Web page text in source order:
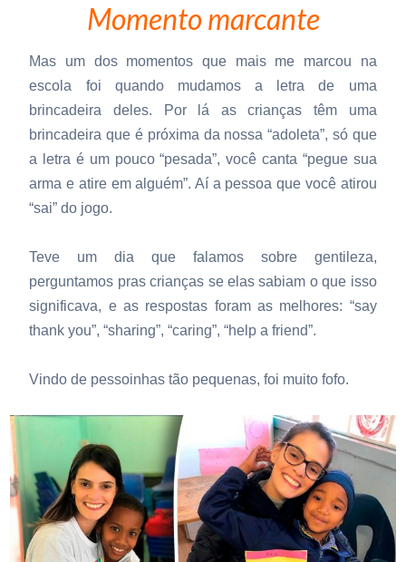
Momento marcante
Mas um dos momentos que mais me marcou na
escola foi quando mudamos a letra de uma
brincadeira deles. Por lá as crianças têm uma
brincadeira que é próxima da nossa “adoleta”, só que
a letra é um pouco “pesada”, você canta “pegue sua
arma e atire em alguém”. Aí a pessoa que você atirou
“sai” do jogo.
Teve um dia que falamos sobre gentileza,
perguntamos pras crianças se elas sabiam o que isso
significava, e as respostas foram as melhores: “say
thank you”, “sharing”, “caring”, “help a friend”.
Vindo de pessoinhas tão pequenas, foi muito fofo.